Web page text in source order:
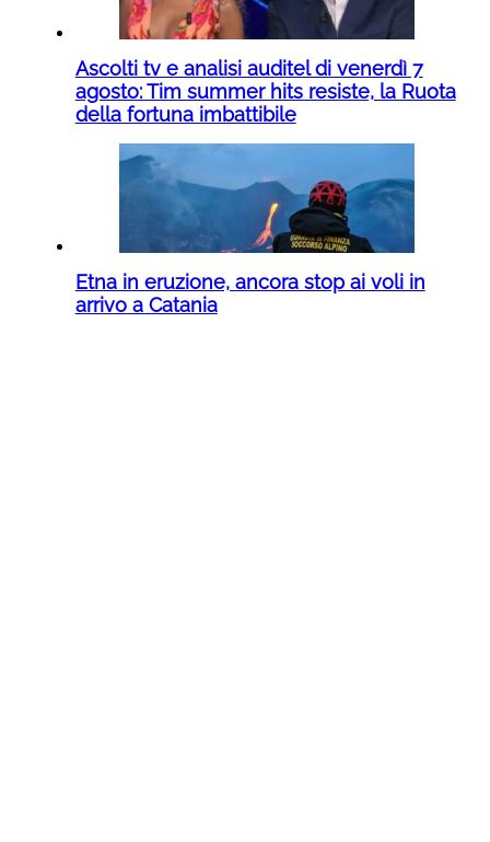
Ascolti tv e analisi auditel di venerdì 7
agosto: Tim summer hits resiste, la Ruota
della fortuna imbattibile
Etna in eruzione, ancora stop ai voli in
arrivo a Catania